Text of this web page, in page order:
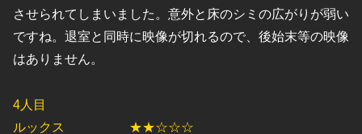
させられてしまいました。意外と床のシミの広がりが弱い
ですね。退室と同時に映像が切れるので、後始末等の映像
はありません。
4人目
ルックス ★★☆☆☆